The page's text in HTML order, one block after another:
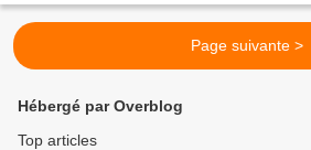
Page suivante >
Hébergé par Overblog
Top articles